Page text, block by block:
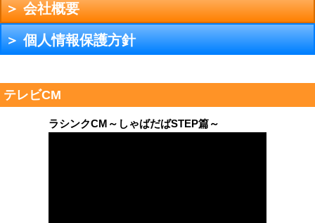
＞ 会社概要
＞ 個人情報保護方針
テレビCM
ラシンクCM～しゃばだばSTEP篇～